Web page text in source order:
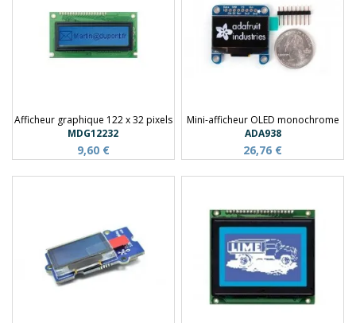
Afficheur graphique 122 x 32 pixels
MDG12232
9,60 €
Mini-afficheur OLED monochrome
ADA938
26,76 €